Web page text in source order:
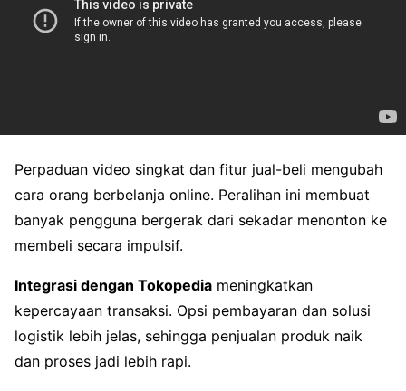
Perpaduan video singkat dan fitur jual-beli mengubah
cara orang berbelanja online. Peralihan ini membuat
banyak pengguna bergerak dari sekadar menonton ke
membeli secara impulsif.
Integrasi dengan Tokopedia meningkatkan
kepercayaan transaksi. Opsi pembayaran dan solusi
logistik lebih jelas, sehingga penjualan produk naik
dan proses jadi lebih rapi.